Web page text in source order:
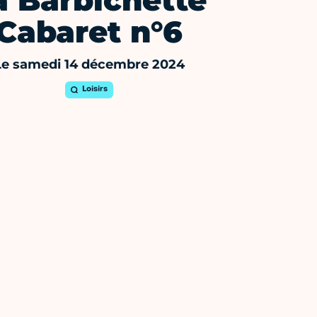
n°6
samedi 14 décembre 2024
Loisirs